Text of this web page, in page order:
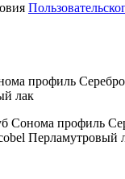
профиль Серебро
лак